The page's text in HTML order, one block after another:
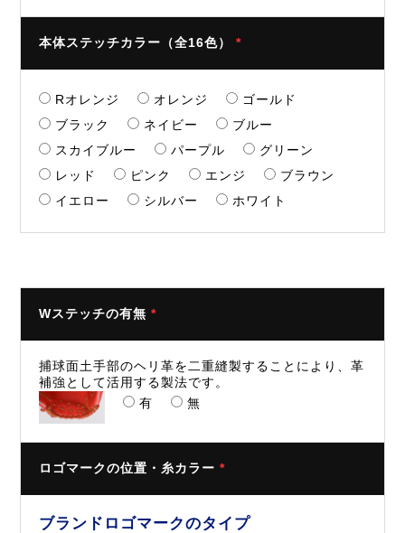
本体ステッチカラー（全16色）*
Rオレンジ オレンジ
ゴールド
ブラック
ネイビー
ブルー
スカイブルー
パープル
グリーン
レッド
ピンク エンジ
ブラウン
イエロー
シルバー ホワイト
Wステッチの有無*
捕球面土手部のヘリ革を二重縫製することにより、革
補強として活用する製法です。
有
無
ロゴマークの位置・糸カラー*
ブランドロゴマークのタイプ